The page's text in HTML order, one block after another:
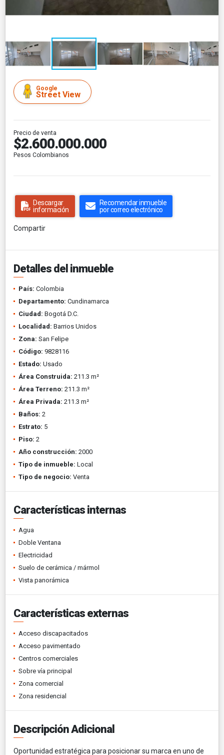
Google
Street View
Precio de venta
$2.600.000.000
Pesos Colombianos
Descargar
información
Recomendar inmueble
por correo electrónico
Compartir
Detalles del inmueble
País: Colombia
Departamento: Cundinamarca
Ciudad: Bogotá D.C.
Localidad: Barrios Unidos
Zona: San Felipe
Código: 9828116
Estado: Usado
Área Construida: 211.3 m²
Área Terreno: 211.3 m²
Área Privada: 211.3 m²
Baños: 2
Estrato: 5
Piso: 2
Año construcción: 2000
Tipo de inmueble: Local
Tipo de negocio: Venta
Características internas
Agua
Doble Ventana
Electricidad
Suelo de cerámica / mármol
Vista panorámica
Características externas
Acceso discapacitados
Acceso pavimentado
Centros comerciales
Sobre vía principal
Zona comercial
Zona residencial
Descripción Adicional
Oportunidad estratégica para posicionar su marca en uno de